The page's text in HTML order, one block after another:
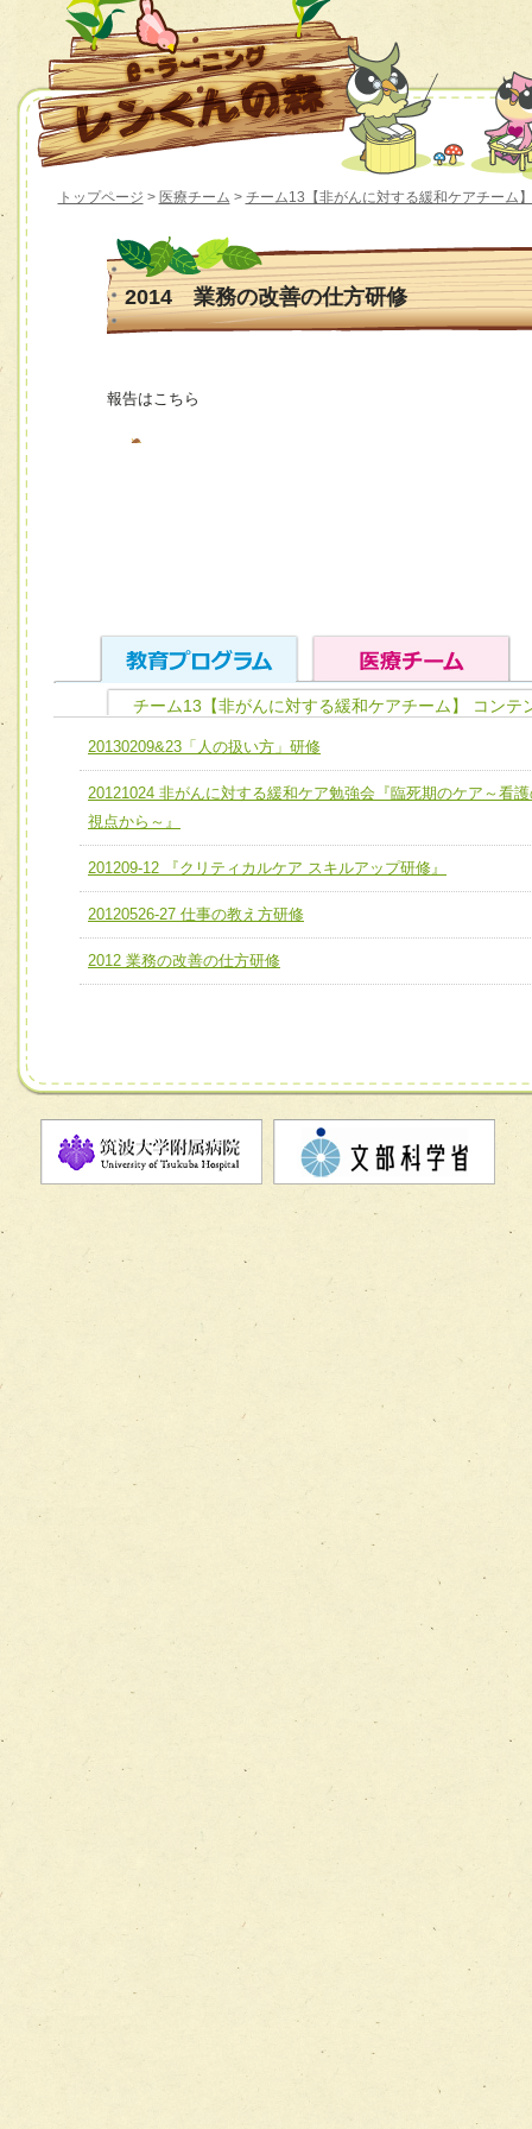
トップページ > 医療チーム > チーム13【非がんに対する緩和ケアチーム】
2014 業務の改善の仕方研修
報告はこちら
ユニット１ 医療人としての基礎能力
全人的医療を実践する医療人として、必要な基礎能力を身
ける
必要に応じて柔軟に医療チームを組織し、強調できる
ユニット３ 多職種連携力
他職種の視点とスキルを学び、相互理解と連携を深める
チーム01【病院内横断的問題解決チーム】
チーム02【地域医療連携推進による高度医療を必要とする
宅患者等支援チーム】
チーム05【せん妄対策チーム】
チーム08【地域関係機関と連携した小児リハビリテーショ
チーム09【術前から始める周術期リハビリテーションチー
チーム11【摂食・嚥下サポートチーム】
チーム12【こどもの食育支援チーム】
チーム13【非がんに対する緩和ケアチーム】 コンテ
20130209&23「人の扱い方」研修
20121024 非がんに対する緩和ケア勉強会『臨死期のケア～看
視点から～』
201209-12 『クリティカルケア スキルアップ研修』
20120526-27 仕事の教え方研修
2012 業務の改善の仕方研修